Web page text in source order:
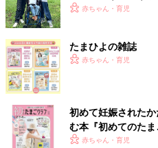
監修／若江恵利子 先生
育児中におススメのアプリ
アプリ「まいにちのたまひよ」
らこそ、娘との時間
赤ちゃん・育児
たまひよの雑誌
赤ちゃん・育児
初めて妊娠された
む本『初めてのたま
赤ちゃん・育児